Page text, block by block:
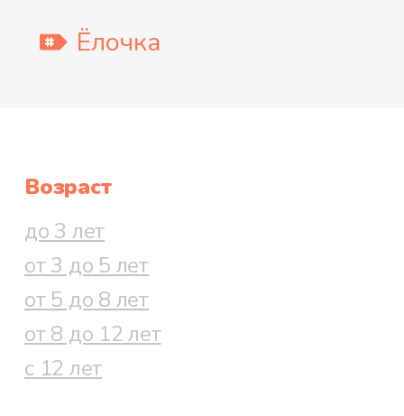
Ёлочка
Возраст
до 3 лет
от 3 до 5 лет
от 5 до 8 лет
от 8 до 12 лет
с 12 лет